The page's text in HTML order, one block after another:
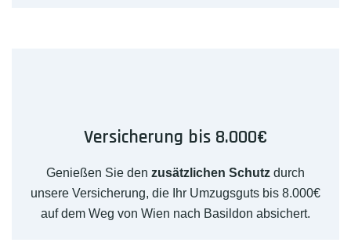
Versicherung bis 8.000€
Genießen Sie den zusätzlichen Schutz durch
unsere Versicherung, die Ihr Umzugsguts bis 8.000€
auf dem Weg von Wien nach Basildon absichert.